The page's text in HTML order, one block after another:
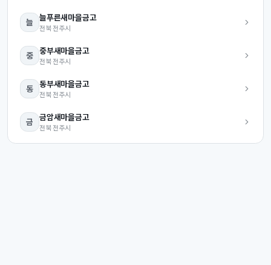
늘 늘푸른새마을금고
전북 전주시
중 중부새마을금고
전북 전주시
동 동부새마을금고
전북 전주시
금 금암새마을금고
전북 전주시